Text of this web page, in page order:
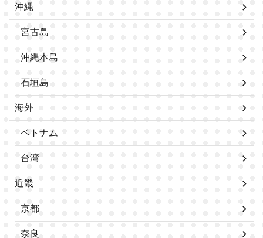
沖縄
宮古島
沖縄本島
石垣島
海外
ベトナム
台湾
近畿
京都
奈良